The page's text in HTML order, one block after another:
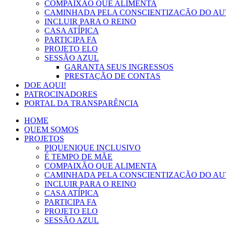
COMPAIXÃO QUE ALIMENTA
CAMINHADA PELA CONSCIENTIZAÇÃO DO
INCLUIR PARA O REINO
CASA ATÍPICA
PARTICIPA FA
PROJETO ELO
SESSÃO AZUL
GARANTA SEUS INGRESSOS
PRESTAÇÃO DE CONTAS
DOE AQUI!
PATROCINADORES
PORTAL DA TRANSPARÊNCIA
HOME
QUEM SOMOS
PROJETOS
PIQUENIQUE INCLUSIVO
É TEMPO DE MÃE
COMPAIXÃO QUE ALIMENTA
CAMINHADA PELA CONSCIENTIZAÇÃO DO
INCLUIR PARA O REINO
CASA ATÍPICA
PARTICIPA FA
PROJETO ELO
SESSÃO AZUL